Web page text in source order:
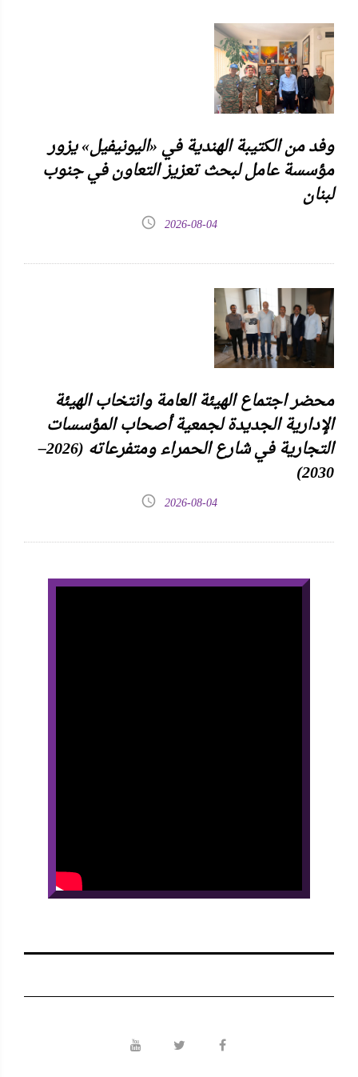
وفد من الكتيبة الهندية في «اليونيفيل» يزور
مؤسسة عامل لبحث تعزيز التعاون في جنوب
لبنان
2026-08-04
محضر اجتماع الهيئة العامة وانتخاب الهيئة
الإدارية الجديدة لجمعية أصحاب المؤسسات
التجارية في شارع الحمراء ومتفرعاته (2026–
2030)
2026-08-04